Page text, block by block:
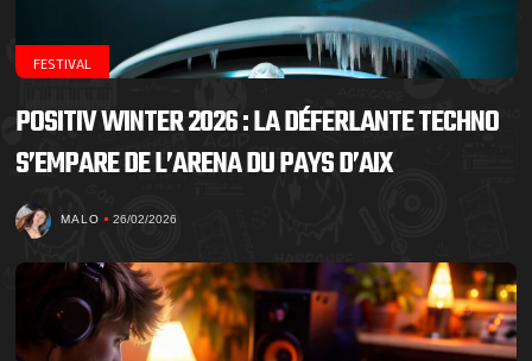
FESTIVAL
POSITIV WINTER 2026 : LA DÉFERLANTE TECHNO
S’EMPARE DE L’ARENA DU PAYS D’AIX
MALO 26/02/2026